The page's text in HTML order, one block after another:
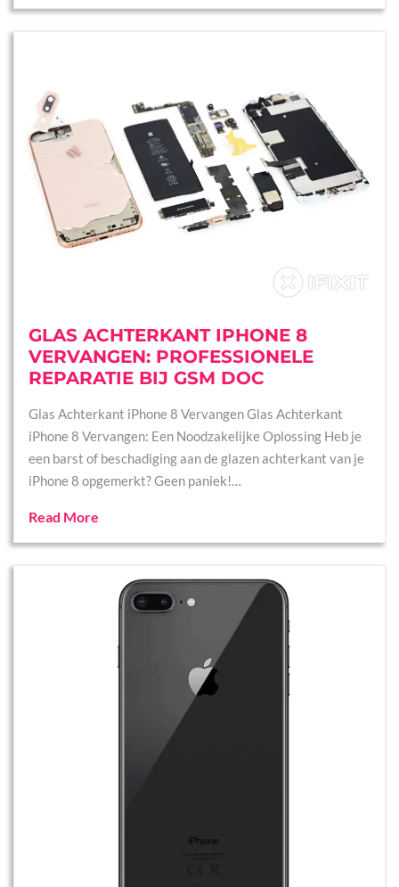
GLAS ACHTERKANT IPHONE 8
VERVANGEN: PROFESSIONELE
REPARATIE BIJ GSM DOC
Glas Achterkant iPhone 8 Vervangen Glas Achterkant
iPhone 8 Vervangen: Een Noodzakelijke Oplossing Heb je
een barst of beschadiging aan de glazen achterkant van je
iPhone 8 opgemerkt? Geen paniek!…
Read More